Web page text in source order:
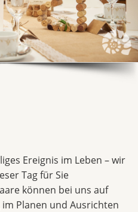
Ereignis im Leben – wir
Tag für Sie
können bei uns auf
Planen und Ausrichten